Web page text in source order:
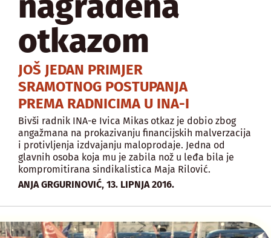
otkazom
JOŠ JEDAN PRIMJER
SRAMOTNOG POSTUPANJA
PREMA RADNICIMA U INA-I
Bivši radnik INA-e Ivica Mikas otkaz je dobio zbog
angažmana na prokazivanju financijskih malverzacija
i protivljenja izdvajanju maloprodaje. Jedna od
glavnih osoba koja mu je zabila nož u leđa bila je
kompromitirana sindikalistica Maja Rilović.
ANJA GRGURINOVIĆ, 13. LIPNJA 2016.